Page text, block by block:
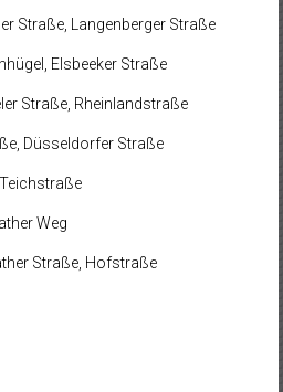
Straße, Langenberger Straße
Elsbeeker Straße
Straße, Rheinlandstraße
Düsseldorfer Straße
Weg
Straße, Hofstraße